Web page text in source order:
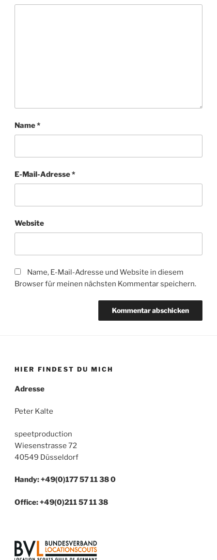
Name*
E-Mail-Adresse*
Website
Name, E-Mail-Adresse und Website in diesem
Browser für meinen nächsten Kommentar speichern.
HIER FINDEST DU MICH
Adresse
Peter Kalte
speetproduction
Wiesenstrasse 72
40549 Düsseldorf
Handy: +49(0)177 57 11 38 0
Office: +49(0)211 57 11 38